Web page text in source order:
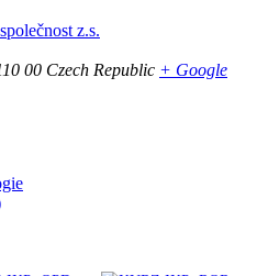
z.s.
00 Czech Republic + Google